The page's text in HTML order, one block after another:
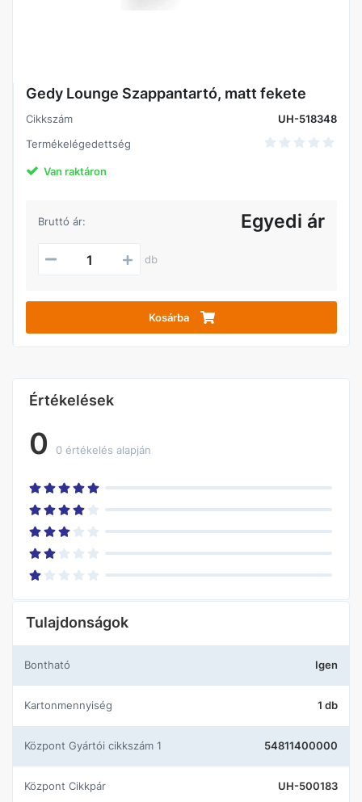
Gedy Lounge Szappantartó, matt fekete
Cikkszám
UH-518348
Termékelégedettség
Van raktáron
Bruttó ár: Egyedi ár
db
Kosárba
Értékelések
0 0 értékelés alapján
Tulajdonságok
Bontható Igen
Kartonmennyiség 1 db
központ Gyártói cikkszám 1 54811400000
központ Cikkpár UH-500183